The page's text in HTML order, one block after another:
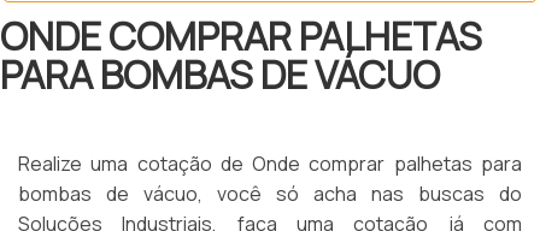
ONDE COMPRAR PALHETAS
PARA BOMBAS DE VÁCUO
Realize uma cotação de Onde comprar palhetas para
bombas de vácuo, você só acha nas buscas do
Soluções Industriais, faça uma cotação já com